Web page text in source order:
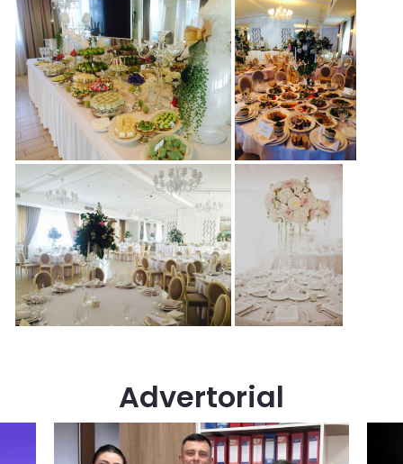
Advertorial